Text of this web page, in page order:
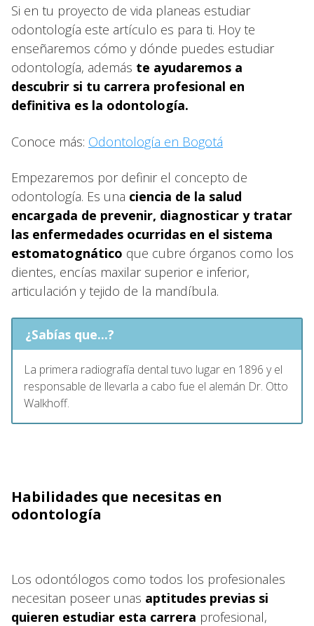
Si en tu proyecto de vida planeas estudiar
odontología este artículo es para ti. Hoy te
enseñaremos cómo y dónde puedes estudiar
odontología, además te ayudaremos a
descubrir si tu carrera profesional en
definitiva es la odontología.
Conoce más: Odontología​ en Bogotá
Empezaremos por definir el concepto de
odontología. Es una ciencia de la salud
encargada de prevenir, diagnosticar y tratar
las enfermedades ocurridas en el sistema
estomatognático que cubre órganos como los
dientes, encías maxilar superior e inferior,
articulación y tejido de la mandíbula.
¿Sabías que...?
La primera radiografía dental tuvo lugar en 1896 y el
responsable de llevarla a cabo fue el alemán Dr. Otto
Walkhoff.
Habilidades que necesitas en
odontología
Los odontólogos como todos los profesionales
necesitan poseer unas aptitudes previas si
quieren estudiar esta carrera profesional,